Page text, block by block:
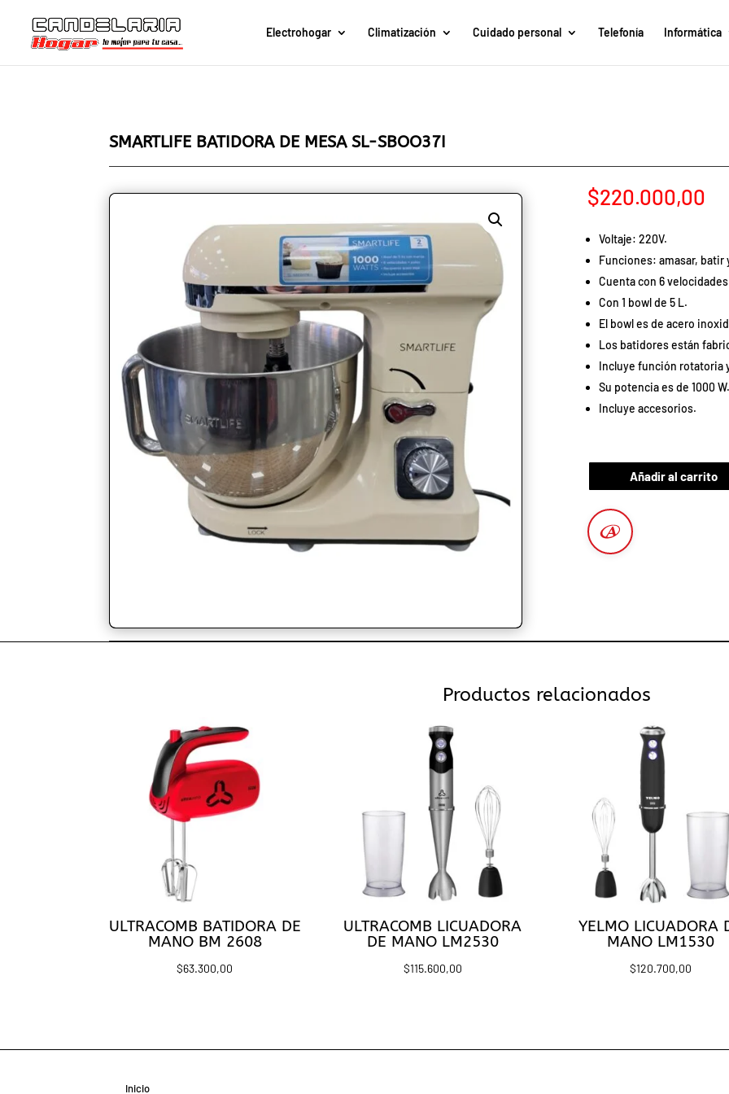
Electrohogar Climatización Cuidado personal Telefonía Informática
SMARTLIFE BATIDORA DE MESA SL-SBOO37I
$220.000,00
Voltaje: 220V.
Funciones: amasar, batir
Cuenta con 6
Con 1 bowl de 5 L.
El bowl es de acero
Los batidores están
Incluye función rotatoria
Su potencia es de 1000 W.
Incluye accesorios.
Añadir al carrito
Productos relacionados
ULTRACOMB BATIDORA DE
MANO BM 2608
$63.300,00
ULTRACOMB LICUADORA
DE MANO LM2530
$115.600,00
YELMO LICUADORA
MANO LM1530
$120.700,00
Inicio